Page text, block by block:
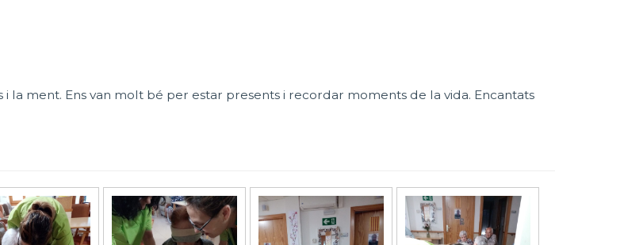
i la ment. Ens van molt bé per estar presents i recordar moments de la vida. Encantats